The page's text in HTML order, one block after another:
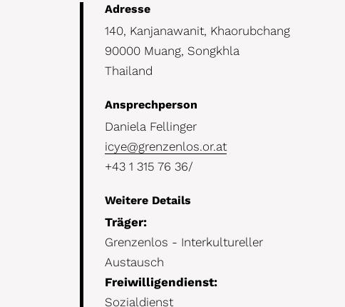
Details
Adresse
140, Kanjanawanit, Khaorubchang
90000 Muang, Songkhla
Thailand
Ansprechperson
Daniela Fellinger
icye@grenzenlos.or.at
+43 1 315 76 36/
Weitere Details
Träger:
Grenzenlos - Interkultureller
Austausch
Freiwilligendienst:
Sozialdienst